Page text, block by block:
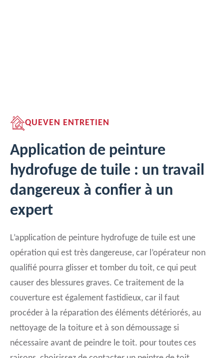
QUEVEN ENTRETIEN
Application de peinture
hydrofuge de tuile : un travail
dangereux à confier à un
expert
L’application de peinture hydrofuge de tuile est une
opération qui est très dangereuse, car l’opérateur non
qualifié pourra glisser et tomber du toit, ce qui peut
causer des blessures graves. Ce traitement de la
couverture est également fastidieux, car il faut
procéder à la réparation des éléments détériorés, au
nettoyage de la toiture et à son démoussage si
nécessaire avant de peindre le toit. pour toutes ces